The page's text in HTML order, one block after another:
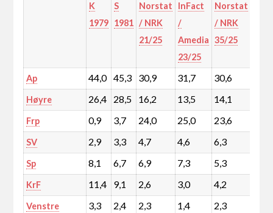
K
1979
S
1981
Norstat
/ NRK
21/25
InFact
/
Amedia
23/25
Norstat
/ NRK
35/25
Ap 44,0 45,3 30,9 31,7 30,6
Høyre 26,4 28,5 16,2 13,5 14,1
Frp 0,9 3,7 24,0 25,0 23,6
SV 2,9 3,3 4,7 4,6 6,3
Sp 8,1 6,7 6,9 7,3 5,3
KrF 11,4 9,1 2,6 3,0 4,2
Venstre 3,3 2,4 2,3 1,4 2,3